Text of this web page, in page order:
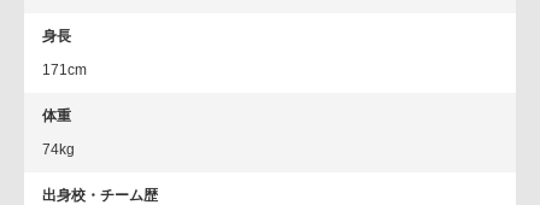
身長
171cm
体重
74kg
出身校・チーム歴